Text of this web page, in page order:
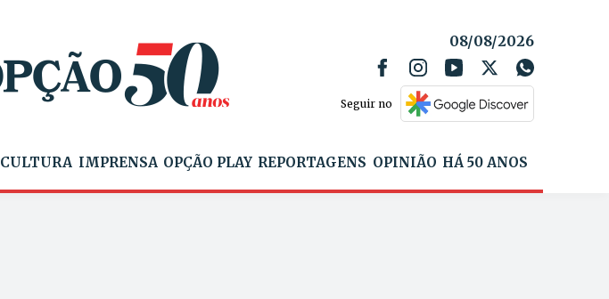
08/08/2026
Seguir no
CULTURA IMPRENSA OPÇÃO PLAY REPORTAGENS OPINIÃO HÁ 50 ANOS